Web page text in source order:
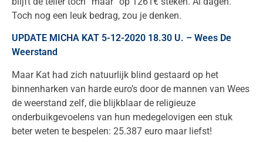
Toch nog een leuk bedrag, zou je denken.
UPDATE MICHA KAT 5-12-2020 18.30 U. – Wees De
Weerstand
Maar Kat had zich natuurlijk blind gestaard op het
binnenharken van harde euro’s door de mannen van Wees
de weerstand zelf, die blijkblaar de religieuze
onderbuikgevoelens van hun medegelovigen een stuk
beter weten te bespelen: 25.387 euro maar liefst!